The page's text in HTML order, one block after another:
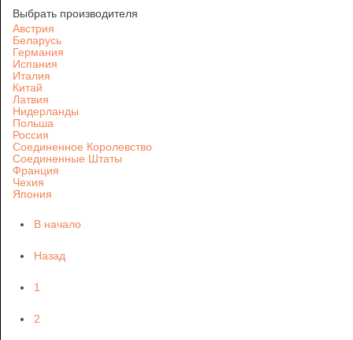
Выбрать производителя
Австрия
Беларусь
Германия
Испания
Италия
Китай
Латвия
Нидерланды
Польша
Россия
Соединенное Королевство
Соединенные Штаты
Франция
Чехия
Япония
В начало
Назад
1
2